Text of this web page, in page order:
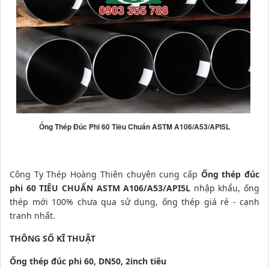
Ống Thép Đúc Phi 60 Tiêu Chuẩn ASTM A106/A53/API5L
Công Ty Thép Hoàng Thiên chuyên cung cấp Ống thép đúc
phi 60 TIÊU CHUẨN ASTM A106/A53/API5L nhập khẩu, ống
thép mới 100% chưa qua sử dụng, ống thép giá rẻ - cạnh
tranh nhất.
THÔNG SỐ KĨ THUẬT
Ống thép đúc phi 60, DN50, 2inch tiêu